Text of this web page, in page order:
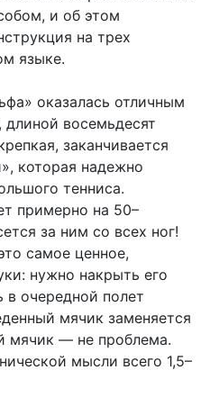
и об этом
на трех
языке.
оказалась отличным
длиной восемьдесят
заканчивается
которая надежно
тенниса.
примерно на 50–
за ним со всех ног!
самое ценное,
нужно накрыть его
в очередной полет
мячик заменяется
мячик — не проблема.
мысли всего 1,5–